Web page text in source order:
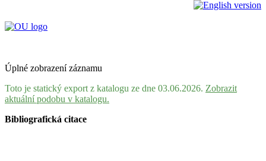
Úplné zobrazení záznamu
Toto je statický export z katalogu ze dne 03.06.2026. Zobrazit
aktuální podobu v katalogu.
Bibliografická citace